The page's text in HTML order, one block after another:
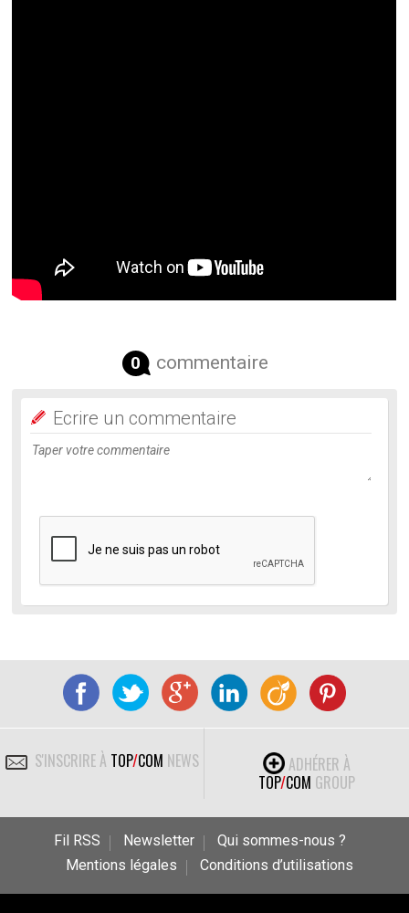
0 commentaire
Ecrire un commentaire
S'INSCRIRE À TOP/COM NEWS
ADHÉRER À
TOP/COM GROUP
Fil RSS Newsletter
Qui sommes-nous ?
Mentions légales
Conditions d’utilisations